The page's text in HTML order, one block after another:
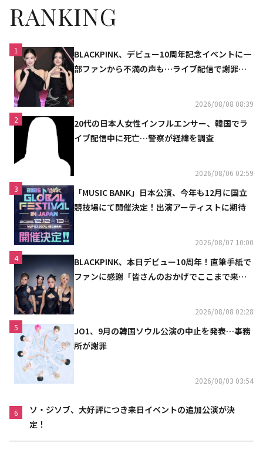
RANKING
1
BLACKPINK、デビュー10周年記念イベントに一
部ファンから不満の声も…ライブ配信で謝罪
2026/08/08 08:39
2
20代の日本人女性インフルエンサー、韓国でラ
イブ配信中に死亡…警察が経緯を調査
2026/08/06 02:59
3
「MUSIC BANK」日本公演、今年も12月に国立
競技場にて開催決定！出演アーティストに期待
2026/08/07 10:00
4
BLACKPINK、本日デビュー10周年！直筆手紙で
ファンに感謝「皆さんのおかげでここまで来ら
2026/08/08 02:28
5
JO1、9月の韓国ソウル公演の中止を発表…事務
所が謝罪
2026/08/03 03:54
6
ソ・ジソブ、大好評につき来日イベントの追加公演が決
定！